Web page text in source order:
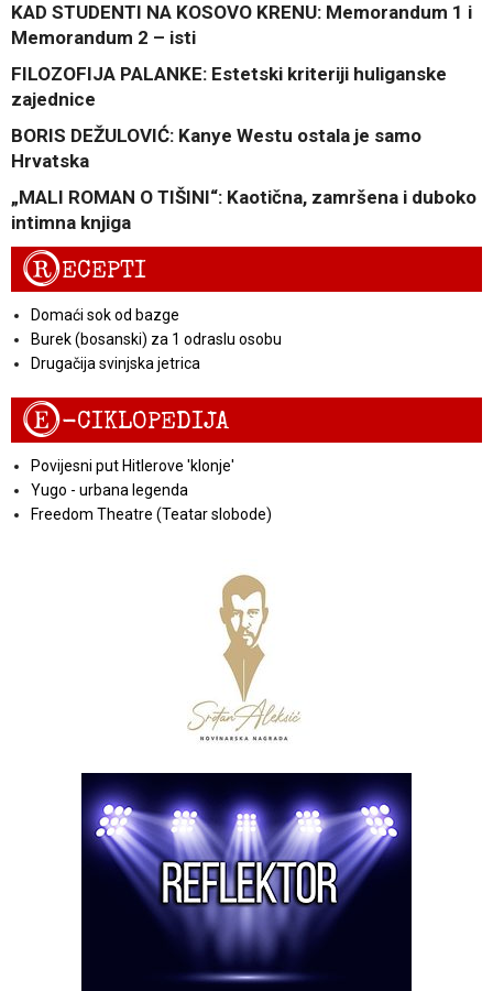
KAD STUDENTI NA KOSOVO KRENU: Memorandum 1 i
Memorandum 2 – isti
FILOZOFIJA PALANKE: Estetski kriteriji huliganske
zajednice
BORIS DEŽULOVIĆ: Kanye Westu ostala je samo
Hrvatska
„MALI ROMAN O TIŠINI“: Kaotična, zamršena i duboko
intimna knjiga
RECEPTI
Domaći sok od bazge
Burek (bosanski) za 1 odraslu osobu
Drugačija svinjska jetrica
E-CIKLOPEDIJA
Povijesni put Hitlerove 'klonje'
Yugo - urbana legenda
Freedom Theatre (Teatar slobode)